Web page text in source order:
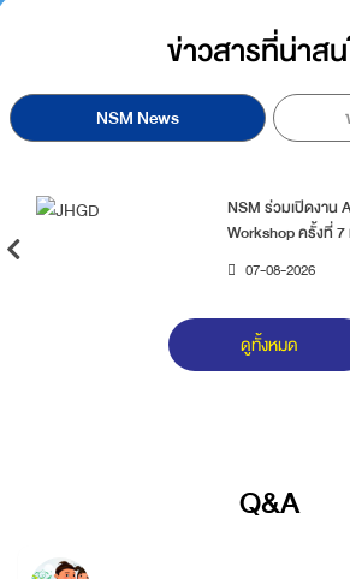
ข่าวสารที่น่าสน
NSM News
NSM ร่วมเปิดงาน
Workshop ครั้งที่
สถาบันวิจัย พัฒนาเ
อนาคตประเทศไทย
07-08-2026
ดูทั้งหมด
Q&A